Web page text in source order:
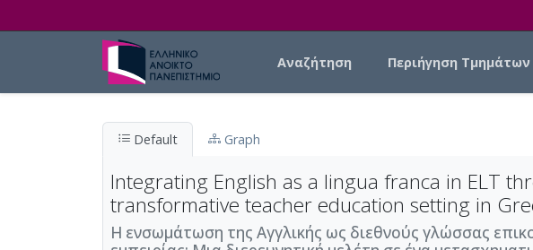
Αναζήτηση Περιήγηση Τμημάτων
Default Graph
Integrating English as a lingua franca in ELT
transformative teacher education setting in
Η ενσωμάτωση της Αγγλικής ως διεθνούς γλώσσας